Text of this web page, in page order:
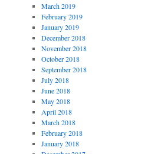
March 2019
February 2019
January 2019
December 2018
November 2018
October 2018
September 2018
July 2018
June 2018
May 2018
April 2018
March 2018
February 2018
January 2018